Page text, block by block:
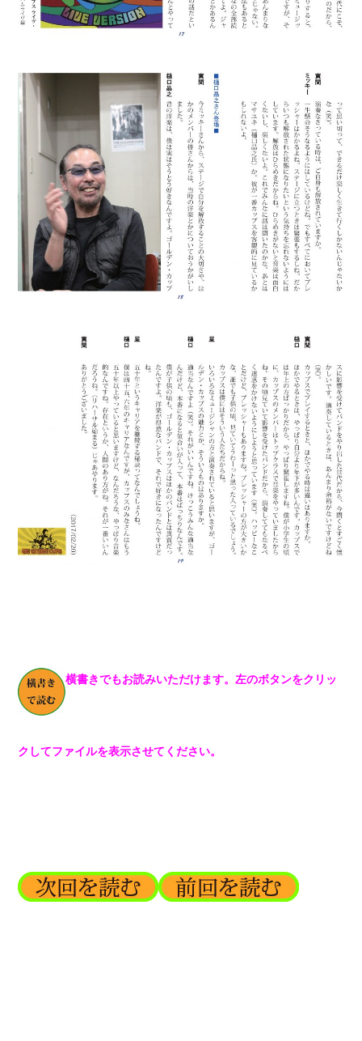
横書きでもお読みいただけます。左のボタンをクリッ
クしてファイルを表示させてください。